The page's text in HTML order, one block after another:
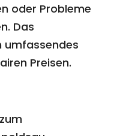
oder Probleme
Das
umfassendes
Preisen.